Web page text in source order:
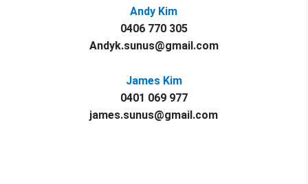
Andy Kim
0406 770 305
Andyk.sunus@gmail.com
James Kim
0401 069 977
james.sunus@gmail.com